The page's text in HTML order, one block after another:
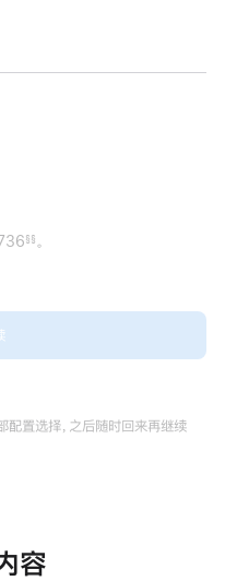
§§ 。
配置选择，之后随时回来再继续
容